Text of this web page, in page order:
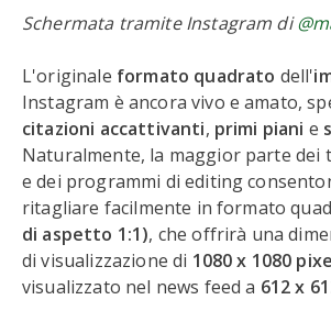
Schermata tramite Instagram di
L'originale formato quadrato dell'
Instagram è ancora vivo e amato,
citazioni accattivanti, primi piani e
Naturalmente, la maggior parte dei
e dei programmi di editing
ritagliare facilmente in formato
di aspetto 1:1), che offrirà una
di visualizzazione di 1080 x 1080
visualizzato nel news feed a 612 x